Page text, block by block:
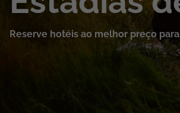
Promoções
Reserve hotéis ao melhor preço